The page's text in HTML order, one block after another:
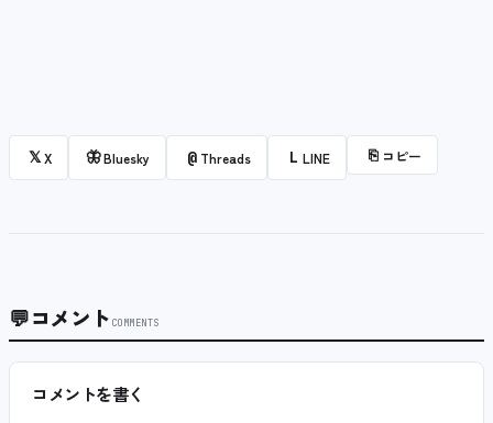
𝕏X 🦋Bluesky @ Threads L LINE ⎘ コピー
💬コメント COMMENTS
コメントを書く